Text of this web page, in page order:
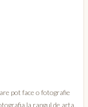
pot face o fotografie
la rangul de arta.